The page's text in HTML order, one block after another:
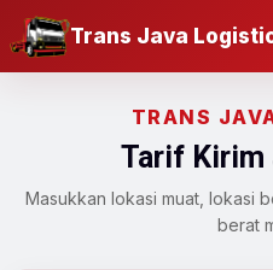
Trans Java
TRANS
Tarif Kirim
Masukkan lokasi muat, lokasi
berat